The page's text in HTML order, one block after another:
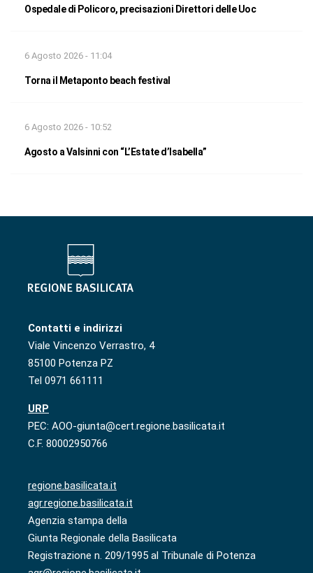
Ospedale di Policoro, precisazioni Direttori delle Uoc
6 Agosto 2026 - 11:04
Torna il Metaponto beach festival
6 Agosto 2026 - 10:52
Agosto a Valsinni con “L’Estate d’Isabella”
Contatti e indirizzi
Viale Vincenzo Verrastro, 4
85100 Potenza PZ
Tel 0971 661111
URP
PEC: AOO-giunta@cert.regione.basilicata.it
C.F. 80002950766
regione.basilicata.it
agr.regione.basilicata.it
Agenzia stampa della
Giunta Regionale della Basilicata
Registrazione n. 209/1995 al Tribunale di Potenza